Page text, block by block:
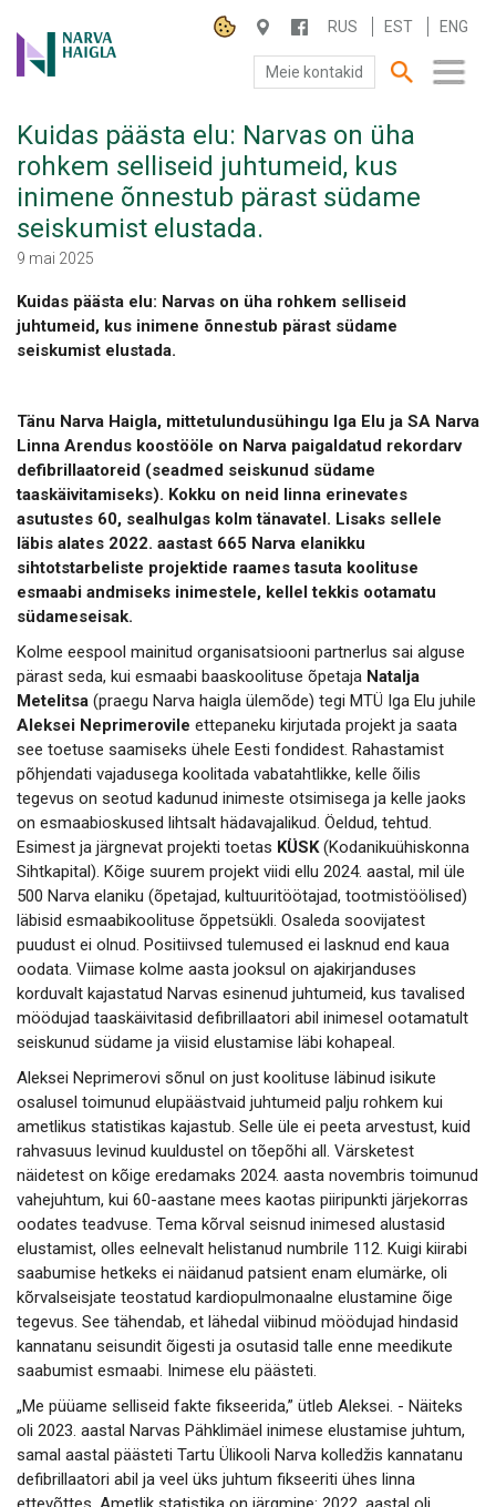
RUS EST ENG
Meie kontakid
SA NARVA HAIGLA
PATSIENDILE
TEENUSED
Kuidas päästa elu: Narvas on üha
rohkem selliseid juhtumeid, kus
inimene õnnestub pärast südame
seiskumist elustada.
9 mai 2025
Kuidas päästa elu: Narvas on üha rohkem selliseid
juhtumeid, kus inimene õnnestub pärast südame
seiskumist elustada.
Tänu Narva Haigla, mittetulundusühingu Iga Elu ja SA Narva
Linna Arendus koostööle on Narva paigaldatud rekordarv
defibrillaatoreid (seadmed seiskunud südame
taaskäivitamiseks). Kokku on neid linna erinevates
asutustes 60, sealhulgas kolm tänavatel. Lisaks sellele
läbis alates 2022. aastast 665 Narva elanikku
sihtotstarbeliste projektide raames tasuta koolituse
esmaabi andmiseks inimestele, kellel tekkis ootamatu
südameseisak.
Kolme eespool mainitud organisatsiooni partnerlus sai alguse
pärast seda, kui esmaabi baaskoolituse õpetaja Natalja
Metelitsa (praegu Narva haigla ülemõde) tegi MTÜ Iga Elu juhile
Aleksei Neprimerovile ettepaneku kirjutada projekt ja saata
see toetuse saamiseks ühele Eesti fondidest. Rahastamist
põhjendati vajadusega koolitada vabatahtlikke, kelle õilis
tegevus on seotud kadunud inimeste otsimisega ja kelle jaoks
on esmaabioskused lihtsalt hädavajalikud. Öeldud, tehtud.
Esimest ja järgnevat projekti toetas KÜSK(Kodanikuühiskonna
Sihtkapital). Kõige suurem projekt viidi ellu 2024. aastal, mil üle
500 Narva elaniku (õpetajad, kultuuritöötajad, tootmistöölised)
läbisid esmaabikoolituse õppetsükli. Osaleda soovijatest
puudust ei olnud. Positiivsed tulemused ei lasknud end kaua
oodata. Viimase kolme aasta jooksul on ajakirjanduses
korduvalt kajastatud Narvas esinenud juhtumeid, kus tavalised
möödujad taaskäivitasid defibrillaatori abil inimesel ootamatult
seiskunud südame ja viisid elustamise läbi kohapeal.
Aleksei Neprimerovi sõnul on just koolituse läbinud isikute
osalusel toimunud elupäästvaid juhtumeid palju rohkem kui
ametlikus statistikas kajastub. Selle üle ei peeta arvestust, kuid
rahvasuus levinud kuuldustel on tõepõhi all. Värsketest
näidetest on kõige eredamaks 2024. aasta novembris toimunud
vahejuhtum, kui 60-aastane mees kaotas piiripunkti järjekorras
oodates teadvuse. Tema kõrval seisnud inimesed alustasid
elustamist, olles eelnevalt helistanud numbrile 112. Kuigi kiirabi
saabumise hetkeks ei näidanud patsient enam elumärke, oli
kõrvalseisjate teostatud kardiopulmonaalne elustamine õige
tegevus. See tähendab, et lähedal viibinud möödujad hindasid
kannatanu seisundit õigesti ja osutasid talle enne meedikute
saabumist esmaabi. Inimese elu päästeti.
„Me püüame selliseid fakte fikseerida,” ütleb Aleksei. - Näiteks
oli 2023. aastal Narvas Pähklimäel inimese elustamise juhtum,
samal aastal päästeti Tartu Ülikooli Narva kolledžis kannatanu
defibrillaatori abil ja veel üks juhtum fikseeriti ühes linna